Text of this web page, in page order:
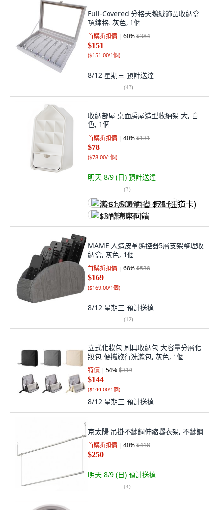
Full-Covered 分格天鵝絨飾品收納盒
項鍊格, 灰色, 1個
首購折扣價 60%$384
$151
($151.00/1個)
8/12 星期三 預計送達
(43)
收納部屋 桌面房屋造型收納架 大, 白
色, 1個
首購折扣價 40%$131
$78
($78.00/1個)
明天 8/9 (日) 預計送達
(3)
满 $1,500 再省 $75 (王道卡)
$3 酷澎幣回饋
MAME 人造皮革遙控器5層支架整理收
納盒, 灰色, 1個
首購折扣價 68%$538
$169
($169.00/1個)
8/12 星期三 預計送達
(12)
立式化妝包 刷具收納包 大容量分層化
妝包 便攜旅行洗漱包, 灰色, 1個
特價 54%$319
$144
($144.00/1個)
8/12 星期三 預計送達
京太陽 吊掛不鏽鋼伸縮曬衣架, 不鏽鋼
首購折扣價 40%$418
$250
明天 8/9 (日) 預計送達
(4)